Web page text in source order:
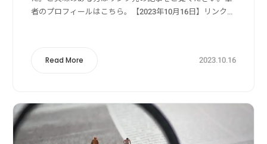
2023.10.16
者のプロフィールはこちら。【2023年10月16日】リンク
Read More